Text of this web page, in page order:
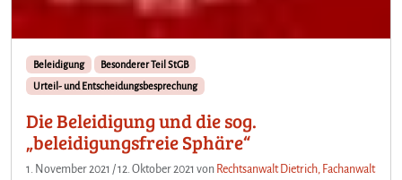
Beleidigung
Besonderer Teil StGB
Urteil- und Entscheidungsbesprechung
Die Beleidigung und die sog.
„beleidigungsfreie Sphäre“
1. November 2021 /12. Oktober 2021 von Rechtsanwalt Dietrich, Fachanwalt